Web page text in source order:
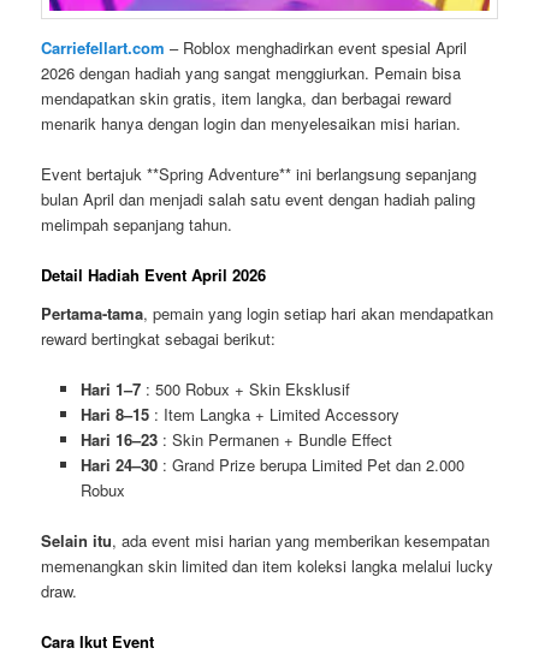
Carriefellart.com – Roblox menghadirkan event spesial April
2026 dengan hadiah yang sangat menggiurkan. Pemain bisa
mendapatkan skin gratis, item langka, dan berbagai reward
menarik hanya dengan login dan menyelesaikan misi harian.
Event bertajuk **Spring Adventure** ini berlangsung sepanjang
bulan April dan menjadi salah satu event dengan hadiah paling
melimpah sepanjang tahun.
Detail Hadiah Event April 2026
Pertama-tama, pemain yang login setiap hari akan mendapatkan
reward bertingkat sebagai berikut:
Hari 1–7: 500 Robux + Skin Eksklusif
Hari 8–15: Item Langka + Limited Accessory
Hari 16–23: Skin Permanen + Bundle Effect
Hari 24–30: Grand Prize berupa Limited Pet dan 2.000
Robux
Selain itu, ada event misi harian yang memberikan kesempatan
memenangkan skin limited dan item koleksi langka melalui lucky
draw.
Cara Ikut Event